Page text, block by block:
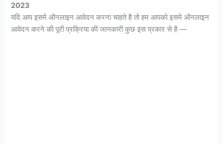
2023
यदि आप इसमे ऑनलाइन आवेदन करना चाहते है तो हम आपको इसमे ऑनलाइन
आवेदन करने की पूरी प्रक्रिया की जानकारी कुछ इस प्रकार से है —